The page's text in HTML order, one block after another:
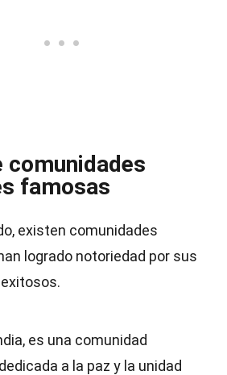
comunidades
famosas
existen comunidades
logrado notoriedad por sus
es una comunidad
a la paz y la unidad